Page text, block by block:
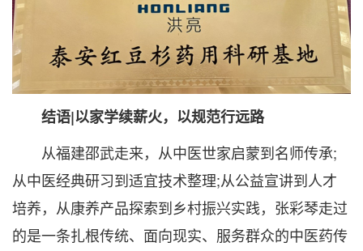
结语|以家学续薪火，以规范行远路
从福建邵武走来，从中医世家启蒙到名师传承;
从中医经典研习到适宜技术整理;从公益宣讲到人才
培养，从康养产品探索到乡村振兴实践，张彩琴走过
的是一条扎根传统、面向现实、服务群众的中医药传